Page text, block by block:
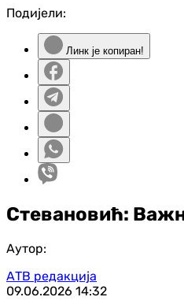
Подијели:
Линк је копиран!
Стевановић:
Аутор:
АТВ редакција
09.06.2026 14:32